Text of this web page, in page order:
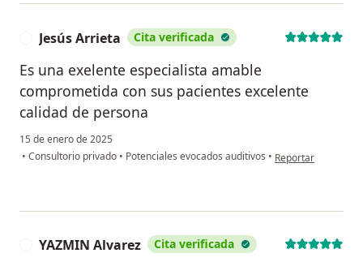
Jesús Arrieta Cita verificada
Es una exelente especialista amable
comprometida con sus pacientes excelente
calidad de persona
15 de enero de 2025
• Consultorio privado • Potenciales evocados auditivos • en opinión del
Reportar
YAZMIN Alvarez Cita verificada